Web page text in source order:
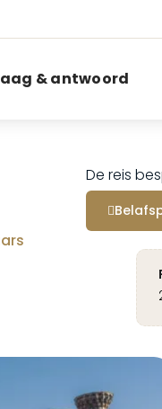
& antwoord
De reis